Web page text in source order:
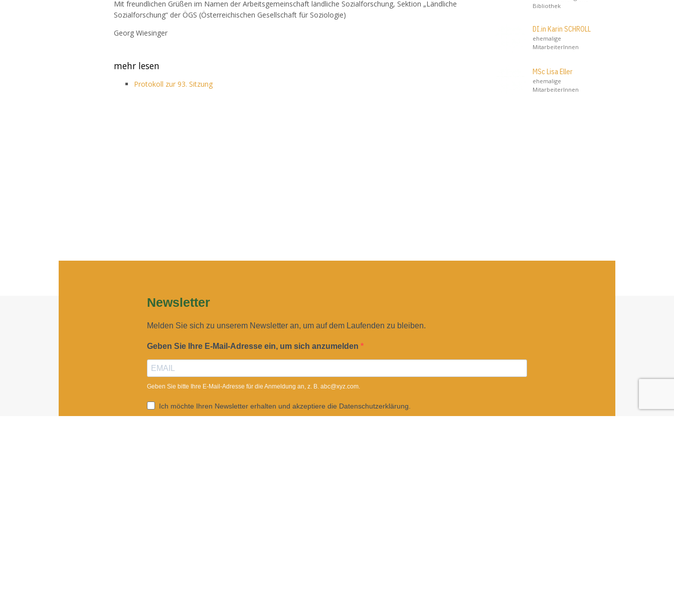
Mit freundlichen Grüßen im Namen der Arbeitsgemeinschaft ländliche Sozialforschung, Sektion „Ländliche
Sozialforschung“ der ÖGS (Österreichischen Gesellschaft für Soziologie)
Georg Wiesinger
mehr lesen
Protokoll zur 93. Sitzung
Bibliothek
DI.in Karin SCHROLL
ehemalige
MitarbeiterInnen
MSc Lisa Eller
ehemalige
MitarbeiterInnen
Newsletter
Melden Sie sich zu unserem Newsletter an, um auf dem Laufenden zu bleiben.
Geben Sie Ihre E-Mail-Adresse ein, um sich anzumelden
Geben Sie bitte Ihre E-Mail-Adresse für die Anmeldung an, z. B. abc@xyz.com.
Ich möchte Ihren Newsletter erhalten und akzeptiere die Datenschutzerklärung.